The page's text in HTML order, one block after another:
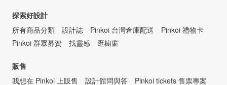
探索好設計
所有商品分類
設計誌 Pinkoi 台灣倉庫配送
Pinkoi 禮物卡
Pinkoi 群眾募資
找靈感 逛櫥窗
販售
我想在 Pinkoi 上販售
設計館問與答 Pinkoi tickets 售票專案